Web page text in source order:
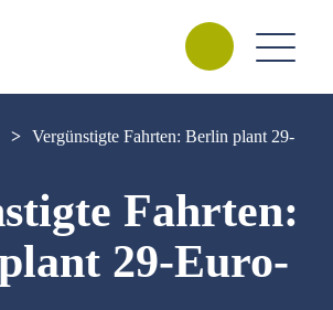
> Vergünstigte Fahrten: Berlin plant 29-
Fahrten:
29-Euro-